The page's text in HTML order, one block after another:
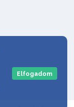
Elfogadom